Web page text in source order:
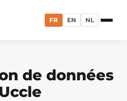
FR EN NL
de données